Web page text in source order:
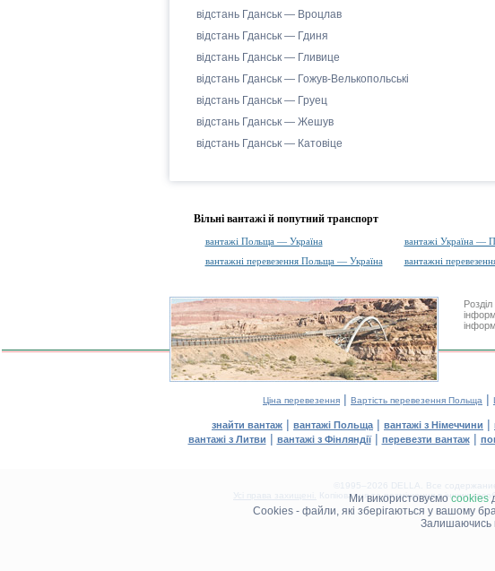
Ми використовуємо cookies
Cookies - файли, які зберігаються у вашому
Залишаючись
відстань Гданськ — Вроцлав
відстань Гданськ — Гдиня
відстань Гданськ — Гливице
відстань Гданськ — Гожув-Велькопольські
відстань Гданськ — Груец
відстань Гданськ — Жешув
відстань Гданськ — Катовіце
Вільні вантажі й попутний транспорт
вантажі Польща — Україна вантажі Україна —
вантажні перевезення Польща — Україна
вантажні
Ціна перевезення | Вартість перевезення Польща |
знайти вантаж | вантажі Польща | вантажі з Німеччини |
вантажі з Литви | вантажі з Фінляндії| перевезти вантаж|
©1995–2026 DELLA. Все
Усі права захищені.
Копіювання та розміщення в інших